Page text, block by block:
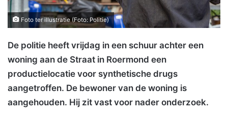
Foto ter illustratie (Foto: Politie)
De politie heeft vrijdag in een schuur achter een
woning aan de Straat in Roermond een
productielocatie voor synthetische drugs
aangetroffen. De bewoner van de woning is
aangehouden. Hij zit vast voor nader onderzoek.